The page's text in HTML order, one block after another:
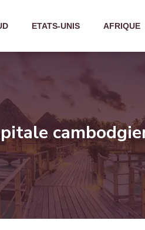
ETATS-UNIS AFRIQUE